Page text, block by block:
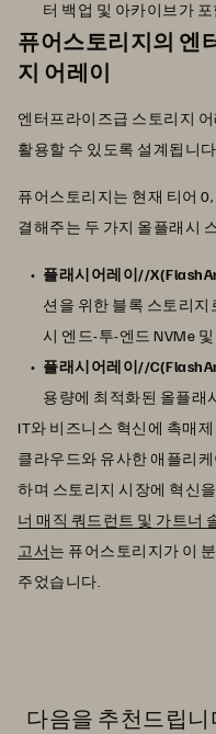
터 백업 및 아카이브가
퓨어스토리지의 엔
지 어레이
엔터프라이즈급 스토리지
활용할 수 있도록 설계됩니
퓨어스토리지는 현재 티어
결해주는 두 가지 올플래시
플래시어레이//
션을 위한 블록 스토리
시 엔드-투-엔드 NVMe
플래시어레이//
용량에 최적화된 올플래
IT와 비즈니스 혁신에 촉매
클라우드와 유사한 애플리
하며 스토리지 시장에 혁신
너 매직 쿼드런트 및 가트너
고서는 퓨어스토리지가 이
주었습니다.
다음을 추천드립니